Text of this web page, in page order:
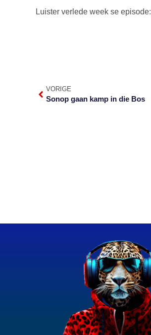
Luister verlede week se episode:
VORIGE
Sonop gaan kamp in die Bos